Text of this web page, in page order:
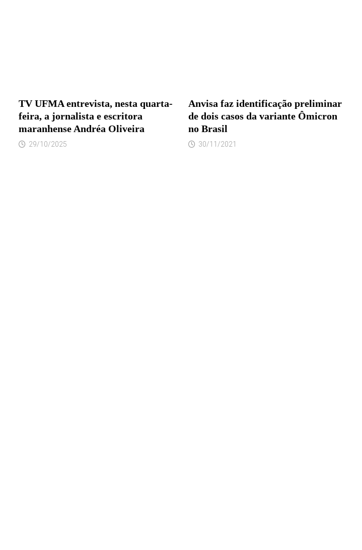
TV UFMA entrevista, nesta quarta-
feira, a jornalista e escritora
maranhense Andréa Oliveira
29/10/2025
Anvisa faz identificação preliminar
de dois casos da variante Ômicron
no Brasil
30/11/2021